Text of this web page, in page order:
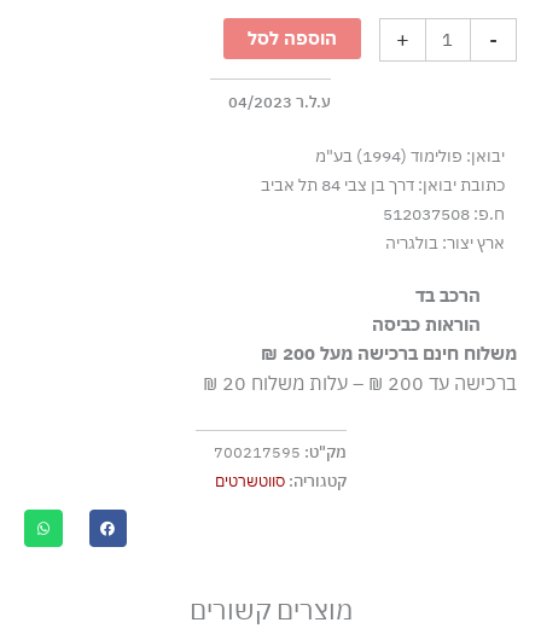
-
קפוצ׳ון
עם
שחור
+ הוספה לסל
ע.ל.ר 04/2023
יבואן: פולימוד (1994) בע"מ
כתובת יבואן: דרך בן צבי 84 תל אביב
ח.פ: 512037508
ארץ יצור: בולגריה
הרכב בד
100% כותנה, ריב: 97% כותנה 3% אלסטן-ספנדקס
הוראות כביסה
כביסה עדינה במכונה עד-30°C
ללא חומרי הלבנה, ללא השריה
גיהוץ בחום נמוך
אסור לנקות בניקוי יבש
משלוח חינם ברכישה מעל 200 ₪
ברכישה עד 200 ₪ – עלות משלוח 20 ₪
מק"ט: 700217595
קטגוריה:סווטשרטים
מוצרים קשורים